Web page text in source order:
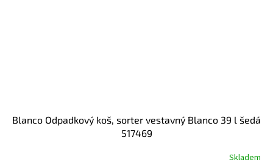
Blanco Odpadkový koš, sorter vestavný Blanco 39 l šedá
517469
Skladem